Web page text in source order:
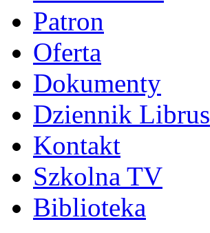
Patron
Oferta
Dokumenty
Dziennik Librus
Kontakt
Szkolna TV
Biblioteka